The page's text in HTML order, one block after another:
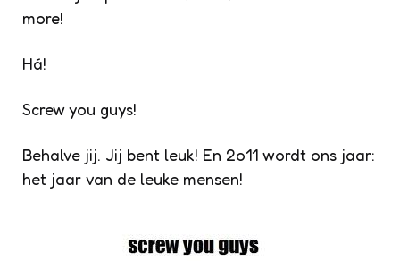
more!
Há!
Screw you guys!
Behalve jij. Jij bent leuk! En 2o11 wordt ons jaar:
het jaar van de leuke mensen!